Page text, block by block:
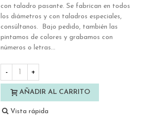
con taladro pasante. Se fabrican en todos
los diámetros y con taladros especiales,
consúltanos. Bajo pedido, también las
pintamos de colores y grabamos con
números o letras...
- +
AÑADIR AL CARRITO
Vista rápida